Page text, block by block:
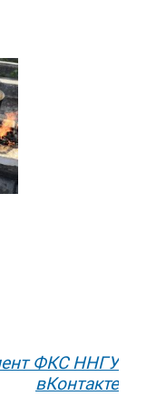
ФКС ННГУ
вКонтакте